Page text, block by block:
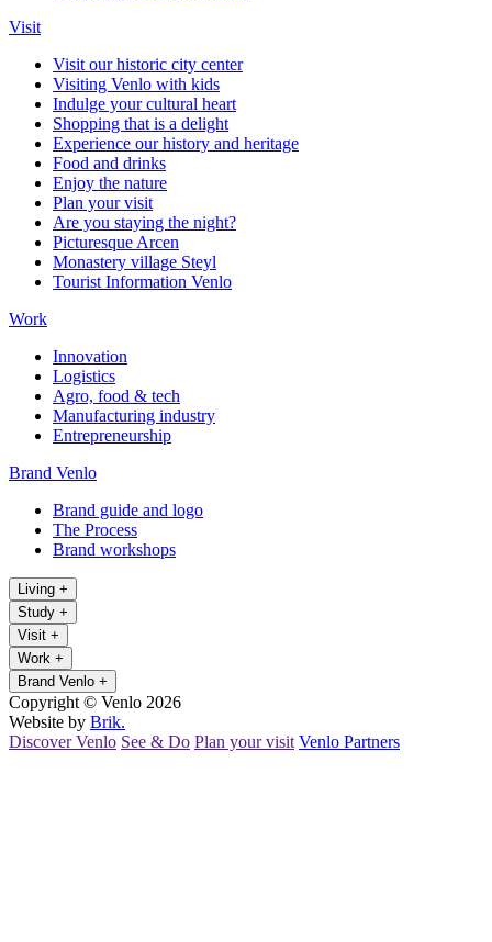
Visit
Visit our historic city center
Visiting Venlo with kids
Indulge your cultural heart
Shopping that is a delight
Experience our history and heritage
Food and drinks
Enjoy the nature
Plan your visit
Are you staying the night?
Picturesque Arcen
Monastery village Steyl
Tourist Information Venlo
Work
Innovation
Logistics
Agro, food & tech
Manufacturing industry
Entrepreneurship
Brand Venlo
Brand guide and logo
The Process
Brand workshops
Living +
Study +
Visit +
Work +
Brand Venlo +
Copyright © Venlo 2026
Website by Brik.
Discover Venlo See & Do Plan your visit Venlo Partners